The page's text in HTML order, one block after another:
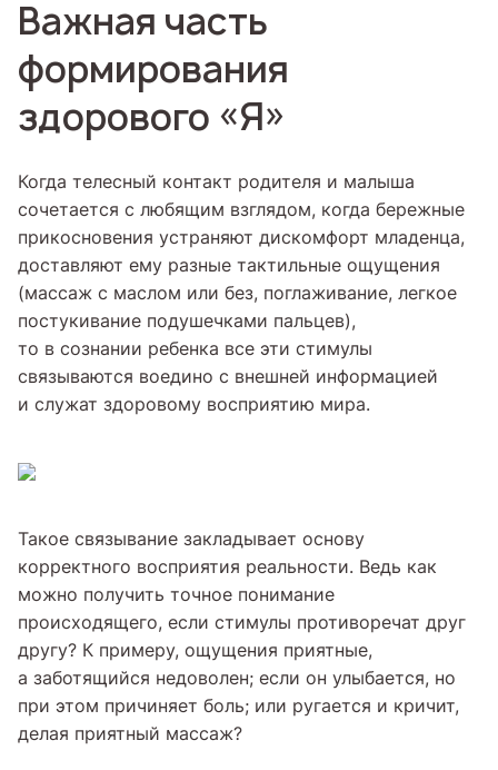
Важная часть
формирования
здорового «Я»
Когда телесный контакт родителя и малыша
сочетается с любящим взглядом, когда бережные
прикосновения устраняют дискомфорт младенца,
доставляют ему разные тактильные ощущения
(массаж с маслом или без, поглаживание, легкое
постукивание подушечками пальцев),
то в сознании ребенка все эти стимулы
связываются воедино с внешней информацией
и служат здоровому восприятию мира.
Такое связывание закладывает основу
корректного восприятия реальности. Ведь как
можно получить точное понимание
происходящего, если стимулы противоречат друг
другу? К примеру, ощущения приятные,
а заботящийся недоволен; если он улыбается, но
при этом причиняет боль; или ругается и кричит,
делая приятный массаж?